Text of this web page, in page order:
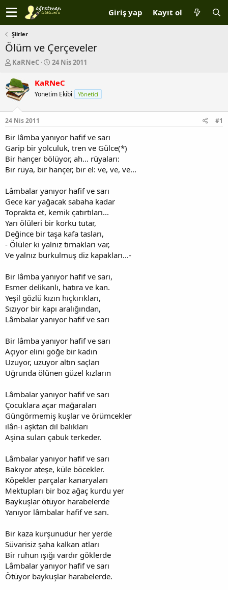
Giriş yap Kayıt ol
Şiirler
Ölüm ve Çerçeveler
K
n
b
u
u
b
a
l
a
t
n
KaRNeC
B
ş
a
ç
a
r
i
i
24 Nis 2011
KaRNeC
Yönetim Ekibi Yönetici
24 Nis 2011 #1
Bir lâmba yanıyor hafif ve sarı
Garip bir yolculuk, tren ve Gülce(*)
Bir hançer bölüyor, ah... rüyaları:
Bir rüya, bir hançer, bir el: ve, ve, ve...
Lâmbalar yanıyor hafif ve sarı
Gece kar yağacak sabaha kadar
Toprakta et, kemik çatırtıları...
Yarı ölüleri bir korku tutar,
Değince bir taşa kafa tasları,
- Ölüler ki yalnız tırnakları var,
Ve yalnız burkulmuş diz kapakları...-
Bir lâmba yanıyor hafif ve sarı,
Esmer delikanlı, hatıra ve kan.
Yeşil gözlü kızın hıçkırıkları,
Sızıyor bir kapı aralığından,
Lâmbalar yanıyor hafif ve sarı
Bir lâmba yanıyor hafif ve sarı
Açıyor elini göğe bir kadın
Uzuyor, uzuyor altın saçları
Uğrunda ölünen güzel kızların
Lâmbalar yanıyor hafif ve sarı
Çocuklara açar mağaraları
Güngörmemiş kuşlar ve örümcekler
ılân-ı aşktan dil balıkları
Aşina suları çabuk terkeder.
Lâmbalar yanıyor hafif ve sarı
Bakıyor ateşe, küle böcekler.
Köpekler parçalar kanaryaları
Mektupları bir boz ağaç kurdu yer
Baykuşlar ötüyor harabelerde
Yanıyor lâmbalar hafif ve sarı.
Bir kaza kurşunudur her yerde
Süvarisiz şaha kalkan atları
Bir ruhun ışığı vardır göklerde
Lâmbalar yanıyor hafif ve sarı
Ötüyor baykuşlar harabelerde.